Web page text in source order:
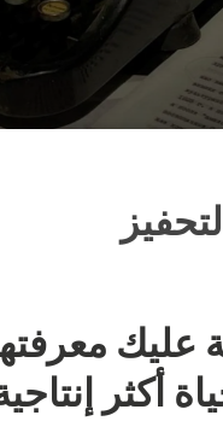
عليك
أكثر